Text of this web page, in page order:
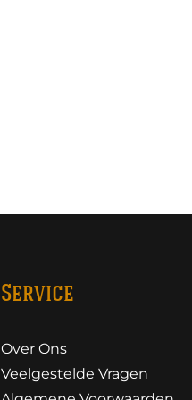
Service
Over Ons
Veelgestelde Vragen